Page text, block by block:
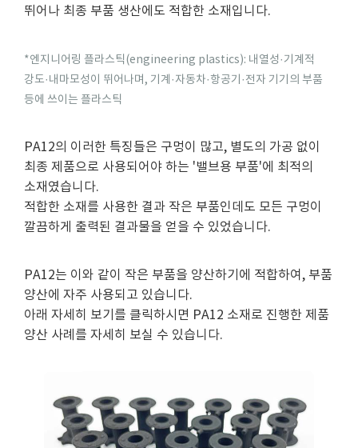
뛰어나 최종 부품 생산에도 적합한 소재입니다.
*엔지니어링 플라스틱(engineering plastics): 내열성·기계적
강도·내마모성이 뛰어나며, 기계·자동차·항공기·전자 기기의 부품
등에 쓰이는 플라스틱
PA12의 이러한 특징들은 구멍이 많고, 별도의 가공 없이
최종 제품으로 사용되어야 하는 '밸브용 부품'에 최적의
소재였습니다.
적합한 소재를 사용한 결과 작은 부품인데도 모든 구멍이
깔끔하게 출력된 결과물을 얻을 수 있었습니다.
PA12는 이와 같이 작은 부품을 양산하기에 적합하여, 부품
양산에 자주 사용되고 있습니다.
아래 자세히 보기를 클릭하시면 PA12 소재로 진행한 제품
양산 사례를 자세히 보실 수 있습니다.